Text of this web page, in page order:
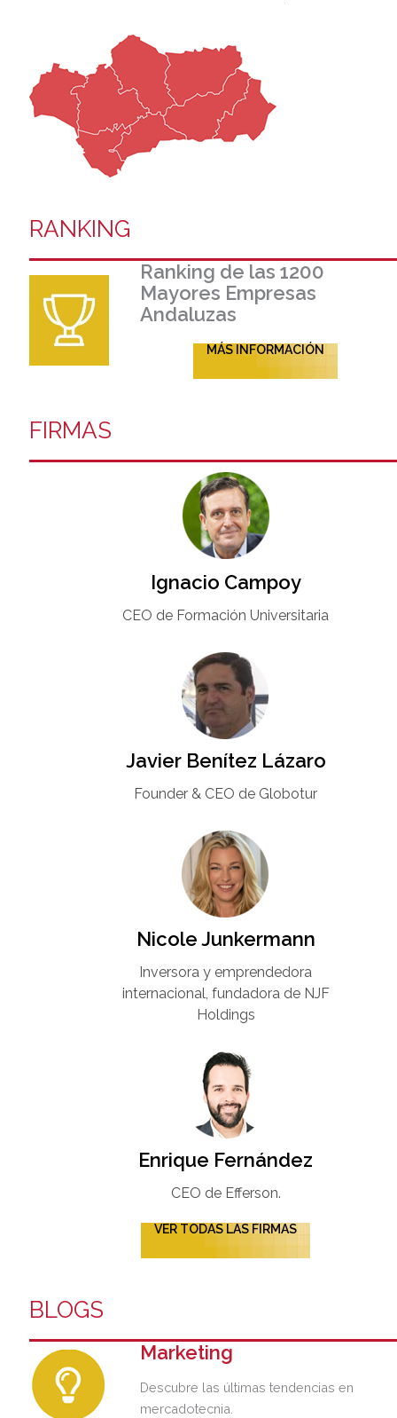
RANKING
Ranking de las 1200
Mayores Empresas
Andaluzas
MÁS INFORMACIÓN
FIRMAS
Ignacio Campoy​
CEO de Formación Universitaria​
Javier Benítez Lázaro
Founder & CEO de Globotur​
Nicole Junkermann​
Inversora y emprendedora
internacional, fundadora de NJF
Holdings
Enrique Fernández
CEO de Efferson.
VER TODAS LAS FIRMAS
BLOGS
Marketing
Descubre las últimas tendencias en
mercadotecnia.